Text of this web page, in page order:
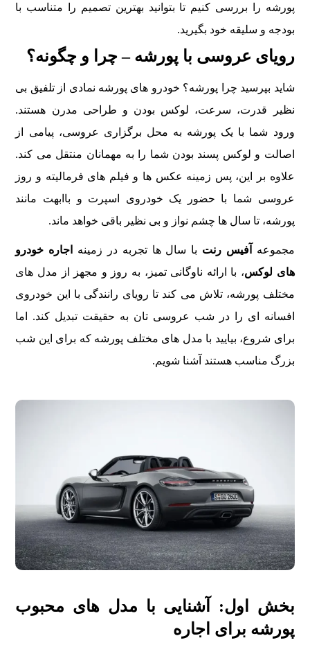
پورشه را بررسی کنیم تا بتوانید بهترین تصمیم را متناسب با
بودجه و سلیقه خود بگیرید.
رویای عروسی با پورشه – چرا و چگونه؟
شاید بپرسید چرا پورشه؟ خودرو های پورشه نمادی از تلفیق بی
نظیر قدرت، سرعت، لوکس بودن و طراحی مدرن هستند.
ورود شما با یک پورشه به محل برگزاری عروسی، پیامی از
اصالت و لوکس پسند بودن شما را به مهمانان منتقل می کند.
علاوه بر این، پس زمینه عکس ها و فیلم های فرمالیته و روز
عروسی شما با حضور یک خودروی اسپرت و باابهت مانند
پورشه، تا سال ها چشم نواز و بی نظیر باقی خواهد ماند.
مجموعه آفیس رنت با سال ها تجربه در زمینه
اجاره خودرو
های لوکس، با ارائه ناوگانی تمیز، به روز و مجهز از مدل های
مختلف پورشه، تلاش می کند تا رویای رانندگی با این خودروی
افسانه ای را در شب عروسی تان به حقیقت تبدیل کند. اما
برای شروع، بیایید با مدل های مختلف پورشه که برای این شب
بزرگ مناسب هستند آشنا شویم.
بخش اول: آشنایی با مدل های محبوب
پورشه برای اجاره